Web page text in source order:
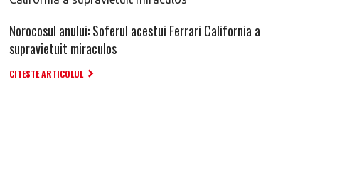
Norocosul anului: Soferul acestui Ferrari California a
supravietuit miraculos
CITESTE ARTICOLUL